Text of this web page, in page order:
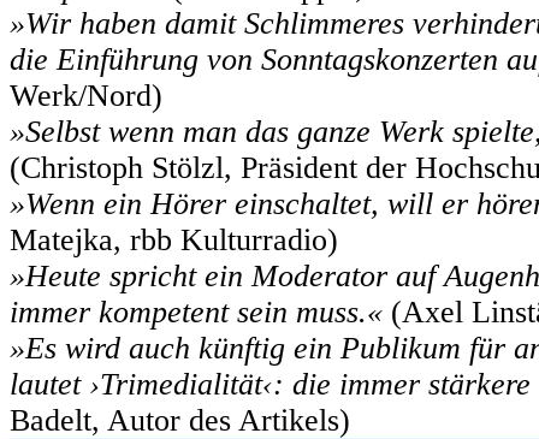
»Wir haben damit Schlimmeres
die Einführung von Sonntagskonzerten
Werk/Nord)
»Selbst wenn man das ganze Werk
(Christoph Stölzl, Präsident der
»Wenn ein Hörer einschaltet, will er
Matejka, rbb Kulturradio)
»Heute spricht ein Moderator auf
immer kompetent sein muss.« (Axel
»Es wird auch künftig ein Publikum für
lautet ›Trimedialität‹: die immer
Badelt, Autor des Artikels)